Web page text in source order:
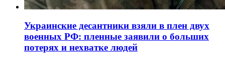
Украинские десантники взяли в плен двух
военных РФ: пленные заявили о больших
потерях и нехватке людей